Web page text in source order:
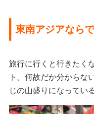
東南アジアなら
旅行に行くと行きたく
ト。何故だか分からな
じの山盛りになってい